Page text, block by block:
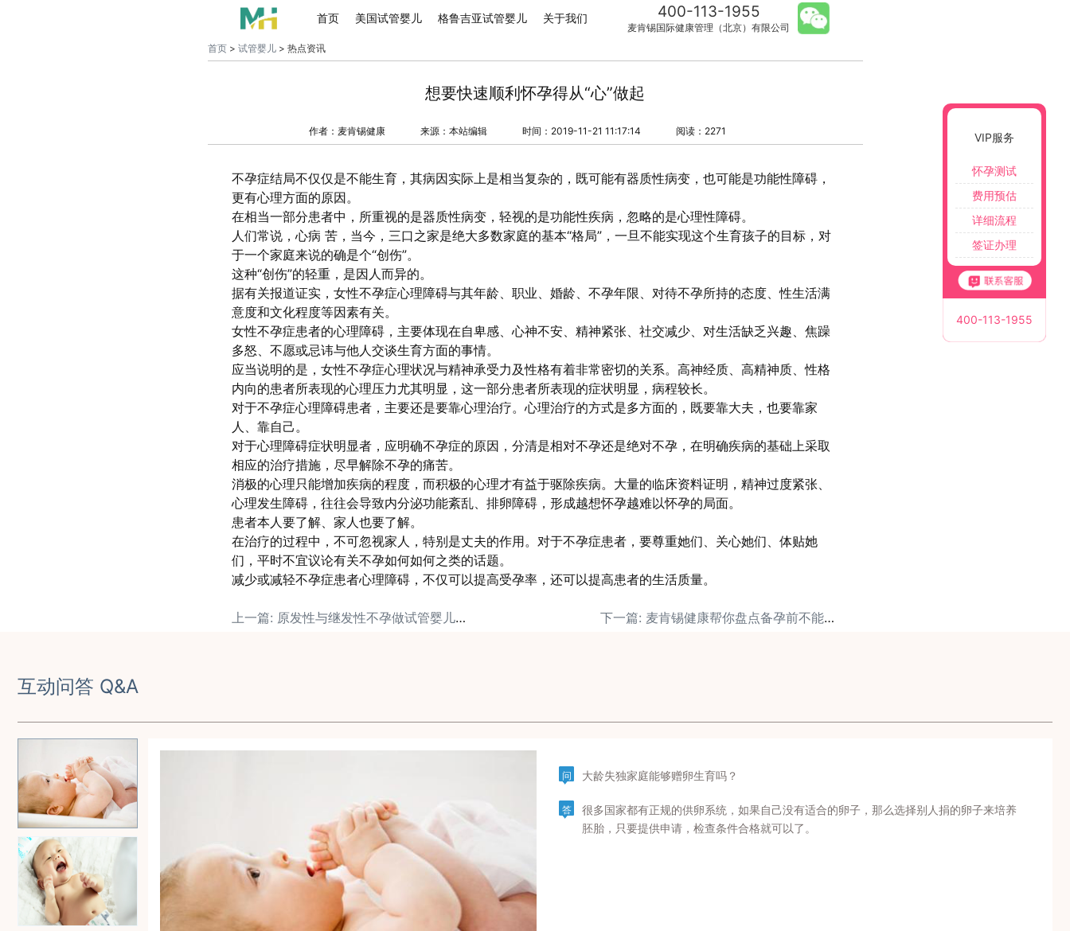
首页 美国试管婴儿 格鲁吉亚试管婴儿 关于我们 400-113-1955
麦肯锡国际健康管理（北京）有限公司
首页> 试管婴儿> 热点资讯
想要快速顺利怀孕得从“心”做起
作者：麦肯锡健康 来源：本站编辑 时间：2019-11-21 11:17:14 阅读：2271
不孕症结局不仅仅是不能生育，其病因实际上是相当复杂的，既可能有器质性病变，也可能是功能性障碍，
更有心理方面的原因。
在相当一部分患者中，所重视的是器质性病变，轻视的是功能性疾病，忽略的是心理性障碍。
人们常说，心病 苦，当今，三口之家是绝大多数家庭的基本“格局”，一旦不能实现这个生育孩子的目标，对
于一个家庭来说的确是个“创伤”。
这种“创伤”的轻重，是因人而异的。
据有关报道证实，女性不孕症心理障碍与其年龄、职业、婚龄、不孕年限、对待不孕所持的态度、性生活满
意度和文化程度等因素有关。
女性不孕症患者的心理障碍，主要体现在自卑感、心神不安、精神紧张、社交减少、对生活缺乏兴趣、焦躁
多怒、不愿或忌讳与他人交谈生育方面的事情。
应当说明的是，女性不孕症心理状况与精神承受力及性格有着非常密切的关系。高神经质、高精神质、性格
内向的患者所表现的心理压力尤其明显，这一部分患者所表现的症状明显，病程较长。
对于不孕症心理障碍患者，主要还是要靠心理治疗。心理治疗的方式是多方面的，既要靠大夫，也要靠家
人、靠自己。
对于心理障碍症状明显者，应明确不孕症的原因，分清是相对不孕还是绝对不孕，在明确疾病的基础上采取
相应的治疗措施，尽早解除不孕的痛苦。
消极的心理只能增加疾病的程度，而积极的心理才有益于驱除疾病。大量的临床资料证明，精神过度紧张、
心理发生障碍，往往会导致内分泌功能紊乱、排卵障碍，形成越想怀孕越难以怀孕的局面。
患者本人要了解、家人也要了解。
在治疗的过程中，不可忽视家人，特别是丈夫的作用。对于不孕症患者，要尊重她们、关心她们、体贴她
们，平时不宜议论有关不孕如何如何之类的话题。
减少或减轻不孕症患者心理障碍，不仅可以提高受孕率，还可以提高患者的生活质量。
上一篇: 原发性与继发性不孕做试管婴儿，哪个成功率高？ 下一篇: 麦肯锡健康帮你盘点备孕前不能吃的药！
互动问答 Q&A
问 大龄失独家庭能够赠卵生育吗？
答
很多国家都有正规的供卵系统，如果自己没有适合的卵子，那么选择别人捐的卵子来培养
胚胎，只要提供申请，检查条件合格就可以了。
VIP服务
怀孕测试
费用预估
详细流程
签证办理
400-113-1955